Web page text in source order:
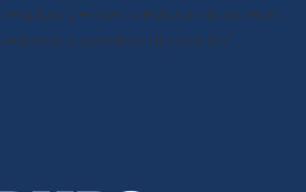
y enviar nuestras más sinceras
a su entera disposición”